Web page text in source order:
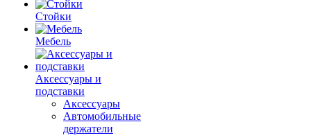
Стойки
Мебель
Аксессуары и
подставки
Аксессуары
Автомобильные
держатели